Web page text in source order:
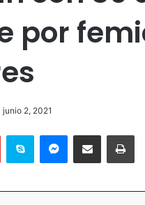
por
junio 2, 2021
PinterestSkype MessengerCompartir por correo electrónico